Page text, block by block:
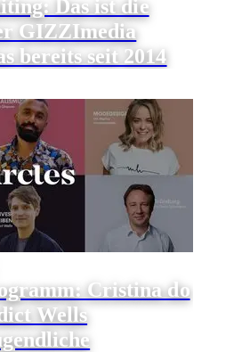
Das ist die
GIZZImedia
bereits seit 2014
Cristina do
Wells